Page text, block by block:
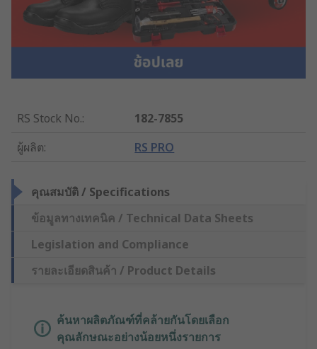
RS Stock No.:
182-7855
ผู้ผลิต: RS PRO
คุณสมบัติ / Specifications
ข้อมูลทางเทคนิค / Technical Data Sheets
Legislation and Compliance
รายละเอียดสินค้า / Product Details
ค้นหาผลิตภัณฑ์ที่คล้ายกันโดยเลือก
คุณลักษณะอย่างน้อยหนึ่งรายการ